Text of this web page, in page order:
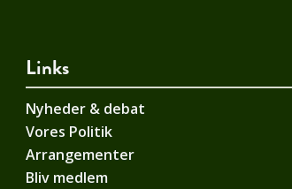
Links
Nyheder & debat
Vores Politik
Arrangementer
Bliv medlem